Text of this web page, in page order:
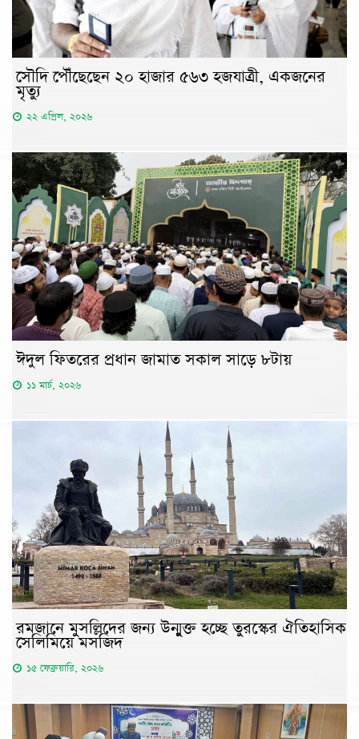
সৌদি পৌঁছেছেন ২০ হাজার ৫৬৩ হজযাত্রী, একজনের
মৃত্যু
২২ এপ্রিল, ২০২৬
ঈদুল ফিতরের প্রধান জামাত সকাল সাড়ে ৮টায়
১১ মার্চ, ২০২৬
রমজানে মুসল্লিদের জন্য উন্মুক্ত হচ্ছে তুরস্কের ঐতিহাসিক
সেলিমিয়ে মসজিদ
১৫ ফেব্রুয়ারি, ২০২৬